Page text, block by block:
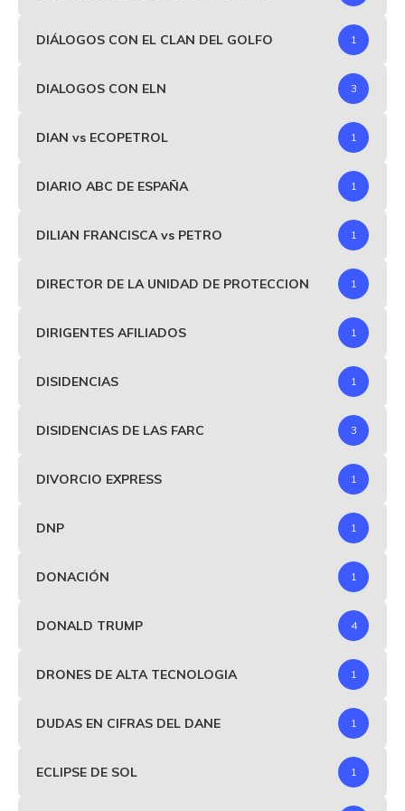
DIÁLOGOS CON EL CLAN DEL GOLFO 1
DIALOGOS CON ELN 3
DIAN vs ECOPETROL 1
DIARIO ABC DE ESPAÑA 1
DILIAN FRANCISCA vs PETRO 1
DIRECTOR DE LA UNIDAD DE PROTECCION 1
DIRIGENTES AFILIADOS 1
DISIDENCIAS 1
DISIDENCIAS DE LAS FARC 3
DIVORCIO EXPRESS 1
DNP 1
DONACIÓN 1
DONALD TRUMP 4
DRONES DE ALTA TECNOLOGIA 1
DUDAS EN CIFRAS DEL DANE 1
ECLIPSE DE SOL 1